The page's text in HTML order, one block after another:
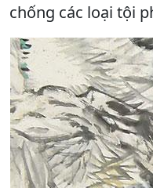
chống các loại tội